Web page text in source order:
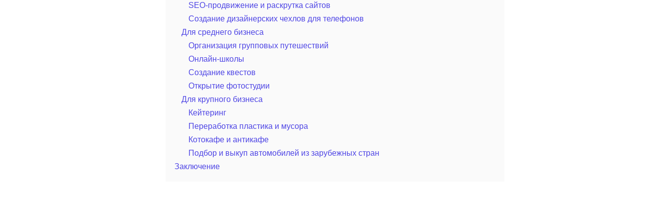
SEO-продвижение и раскрутка сайтов
Создание дизайнерских чехлов для телефонов
Для среднего бизнеса
Организация групповых путешествий
Онлайн-школы
Создание квестов
Открытие фотостудии
Для крупного бизнеса
Кейтеринг
Переработка пластика и мусора
Котокафе и антикафе
Подбор и выкуп автомобилей из зарубежных стран
Заключение